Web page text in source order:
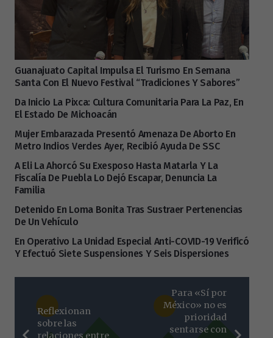
Guanajuato Capital Impulsa El Turismo En Semana
Santa Con El Nuevo Festival “Tradiciones Y Sabores”
Da Inicio La Pixca: Cultura Comunitaria Para La Paz, En
El Estado De Michoacán
Mujer Embarazada Presentó Amenaza De Aborto En
Metro Indios Verdes Ayer, Recibió Ayuda De SSC
A Eli La Ahorcó Su Exesposo Hasta Matarla Y La
Fiscalía De Puebla Lo Dejó Escapar, Denuncia La
Familia
Detenido En Loma Bonita Tras Sustraer Pertenencias
De Un Vehículo
En Operativo La Unidad Especial Anti-COVID-19 Verificó
Y Efectuó Siete Suspensiones Y Seis Dispersiones
Reflexionan
sobre las
relaciones entre
Para «Sí por
México» no es
prioridad
sentarse con